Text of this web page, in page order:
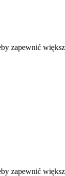
zapewnić
zapewnić